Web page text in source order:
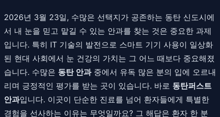
2026년 3월 23일, 수많은 선택지가 공존하는 동탄 신도시에
서 내 눈을 믿고 맡길 수 있는 안과를 찾는 것은 중요한 과제
입니다. 특히 IT 기술의 발전으로 스마트 기기 사용이 일상화
된 현대 사회에서 눈 건강의 가치는 그 어느 때보다 중요해졌
습니다. 수많은 동탄 안과중에서 유독 많은 분의 입에 오르내
리며 긍정적인 평가를 받는 곳이 있습니다. 바로 동탄퍼스트
안과입니다. 이곳이 단순한 진료를 넘어 환자들에게 특별한
경험을 선사하는 이유는 무엇일까요? 그 해답은 환자 한 분